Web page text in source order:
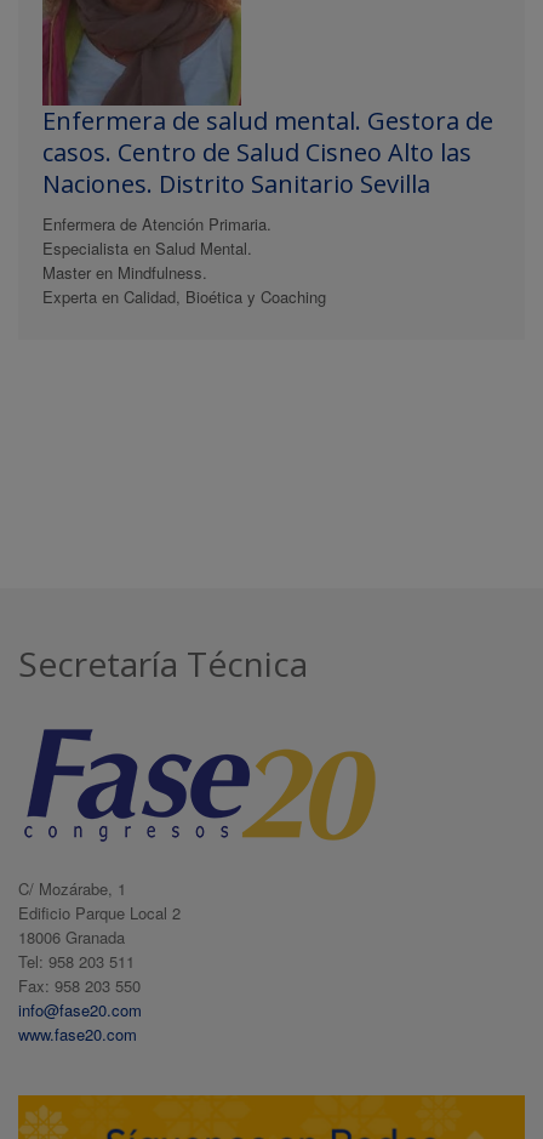
Enfermera de salud mental. Gestora de
casos. Centro de Salud Cisneo Alto las
Naciones. Distrito Sanitario Sevilla
Enfermera de Atención Primaria.
Especialista en Salud Mental.
Master en Mindfulness.
Experta en Calidad, Bioética y Coaching
Secretaría Técnica
C/ Mozárabe, 1
Edificio Parque Local 2
18006 Granada
Tel: 958 203 511
Fax: 958 203 550
info@fase20.com
www.fase20.com